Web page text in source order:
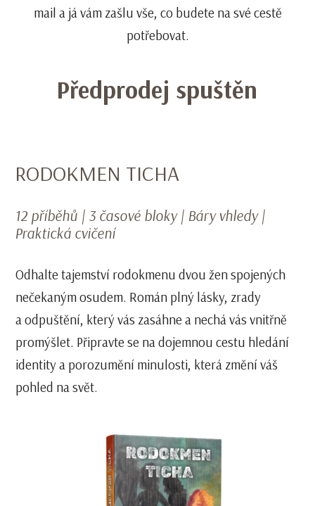
mail a já vám zašlu vše, co budete na své cestě
potřebovat.
Předprodej spuštěn
RODOKMEN TICHA
12 příběhů | 3 časové bloky | Báry vhledy |
Praktická cvičení
Odhalte tajemství rodokmenu dvou žen spojených
nečekaným osudem. Román plný lásky, zrady
a odpuštění, který vás zasáhne a nechá vás vnitřně
promýšlet. Připravte se na dojemnou cestu hledání
identity a porozumění minulosti, která změní váš
pohled na svět.